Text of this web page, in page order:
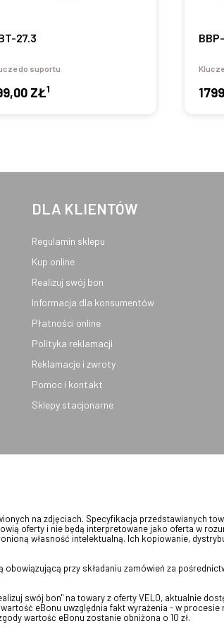
27.3
do suportu
ZŁ1
DLA KLIENTÓW
Regulamin sklepu
Kup online
Realizuj swój bon
Informacja dla konsumentów
Płatności online
Polityka reklamacji
Reklamacje i zwroty
Pomoc i kontakt
Sklepy stacjonarne
na zdjęciach. Specyfikacja przedstawianych
oferty i nie będą interpretowane jako oferta w
własność intelektualną. Ich kopiowanie,
przy składaniu zamówień za
swój bon" na towary z oferty VELO, aktualnie
eBonu uwzględnia fakt wyrażenia - w procesie
wartość eBonu zostanie obniżona o 10 zł.